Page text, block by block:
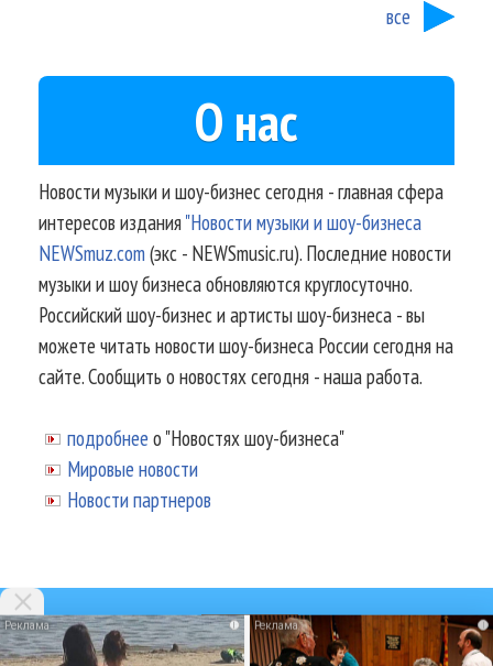
все
О нас
Новости музыки и шоу-бизнес сегодня - главная сфера
интересов издания"Новости музыки и шоу-бизнеса
NEWSmuz.com(экс - NEWSmusic.ru). Последние новости
музыки и шоу бизнеса обновляются круглосуточно.
Российский шоу-бизнес и артисты шоу-бизнеса - вы
можете читать новости шоу-бизнеса России сегодня на
сайте. Сообщить о новостях сегодня - наша работа.
подробнее о "Новостях шоу-бизнеса"
Мировые новости
Новости партнеров
© 2002-2026.Информационное
i i